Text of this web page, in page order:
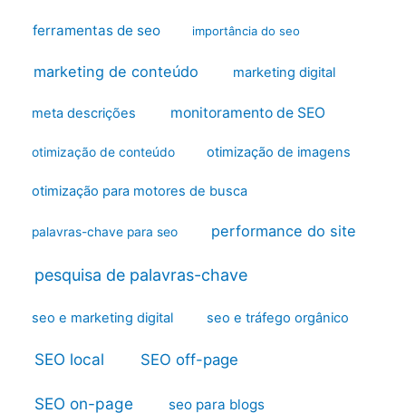
ferramentas de seo importância do seo
marketing de conteúdo marketing digital
meta descrições monitoramento de SEO
otimização de conteúdo otimização de imagens
otimização para motores de busca
palavras-chave para seo performance do site
pesquisa de palavras-chave
seo e marketing digital seo e tráfego orgânico
SEO local SEO off-page
SEO on-page seo para blogs